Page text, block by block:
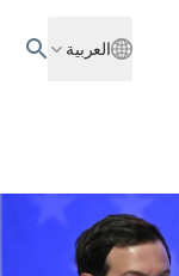
العربية